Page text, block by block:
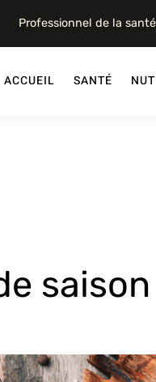
Professionnel de la
ACCUEIL SANTÉ